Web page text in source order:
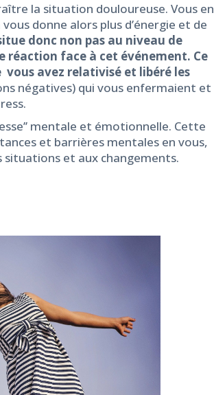
la situation douloureuse. Vous en
donne alors plus d’énergie et de
donc non pas au niveau de
réaction face à cet événement. Ce
vous avez relativisé et libéré les
négatives) qui vous enfermaient et
mentale et émotionnelle. Cette
et barrières mentales en vous,
et aux changements.